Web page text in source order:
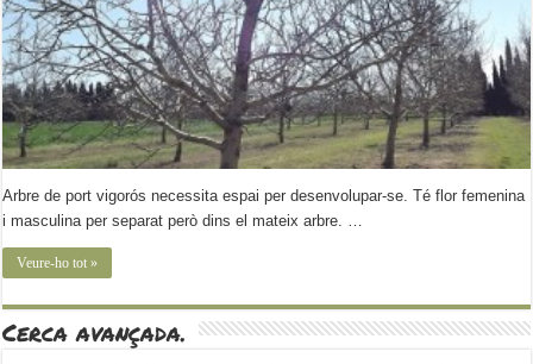
Arbre de port vigorós necessita espai per desenvolupar-se. Té flor femenina
i masculina per separat però dins el mateix arbre. …
Veure-ho tot »
Cerca avançada.